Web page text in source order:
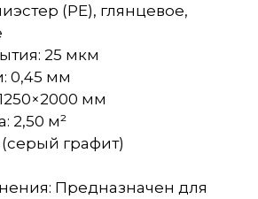
(PE), глянцевое,
25 мкм
0,45 мм
мм
2,50 м²
(серый графит)
Предназначен для